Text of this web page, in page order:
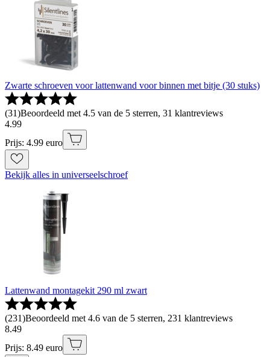
Zwarte schroeven voor lattenwand voor binnen met bitje (30 stuks)
(31)Beoordeeld met 4.5 van de 5 sterren, 31 klantreviews
4.99
Prijs: 4.99 euro
Bekijk alles in universeelschroef
Lattenwand montagekit 290 ml zwart
(231)Beoordeeld met 4.6 van de 5 sterren, 231 klantreviews
8.49
Prijs: 8.49 euro